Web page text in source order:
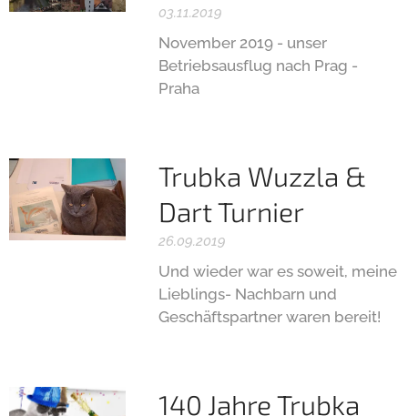
03.11.2019
November 2019 - unser
Betriebsausflug nach Prag -
Praha
Trubka Wuzzla &
Dart Turnier
26.09.2019
Und wieder war es soweit, meine
Lieblings- Nachbarn und
Geschäftspartner waren bereit!
140 Jahre Trubka